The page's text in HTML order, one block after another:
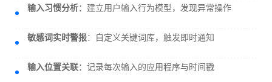
输入习惯分析：建立用户输入行为模型，发现异常操作
敏感词实时警报：自定义关键词库，触发即时通知
输入位置关联：记录每次输入的应用程序与时间戳